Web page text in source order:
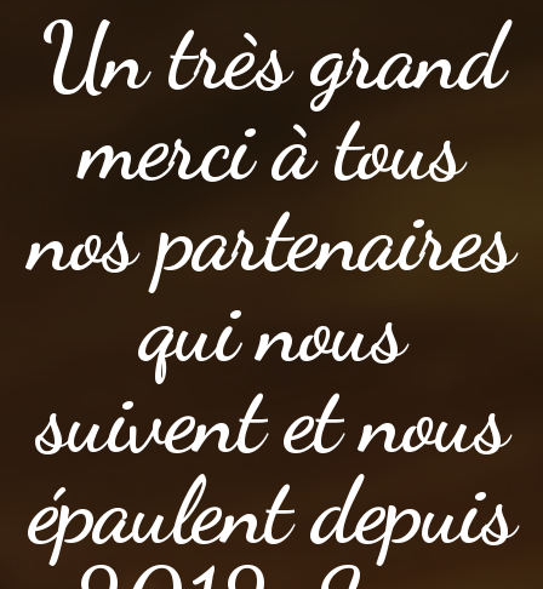
Un très grand
merci à tous
nos partenaires
qui nous
suivent et nous
épaulent depuis